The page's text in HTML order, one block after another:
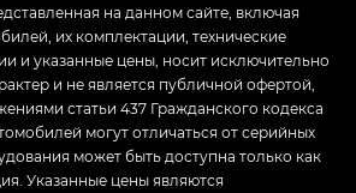
на данном сайте, включая
их комплектации, технические
и указанные цены, носит исключительно
и не является публичной офертой,
статьи 437 Гражданского кодекса
могут отличаться от серийных
может быть доступна только как
Указанные цены являются